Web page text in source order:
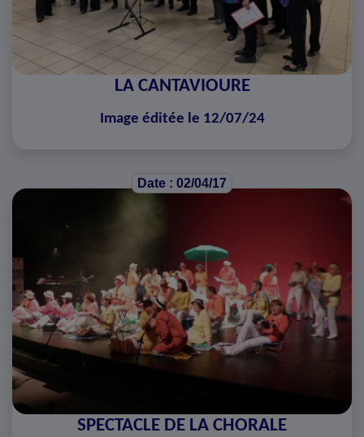
LA CANTAVIOURE
Image éditée le 12/07/24
Date : 02/04/17
SPECTACLE DE LA CHORALE